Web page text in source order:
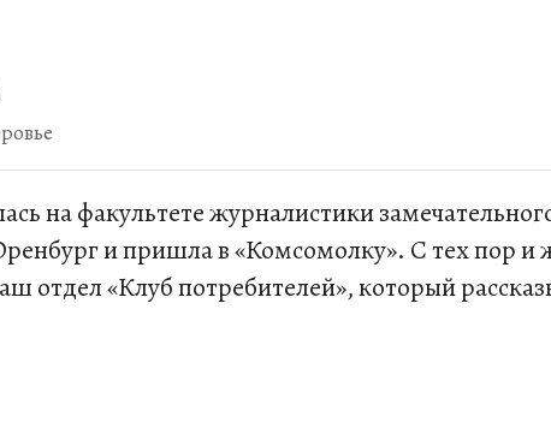
на факультете журналистики
и пришла в «Комсомолку». С тех пор и
отдел «Клуб потребителей», который
сделал из меня вашего домашнего доктора:)